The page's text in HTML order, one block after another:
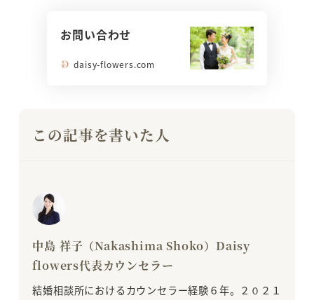
お問い合わせ
daisy-flowers.com
この記事を書いた人
中島 祥子（Nakashima Shoko）Daisy
flowers代表カウンセラー
結婚相談所におけるカウンセラー経験６年。２０２１